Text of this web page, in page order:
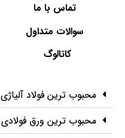
تماس با ما
سوالات متداول
کاتالوگ
محبوب ترین فولاد آلیاژی
محبوب ترین ورق فولادی